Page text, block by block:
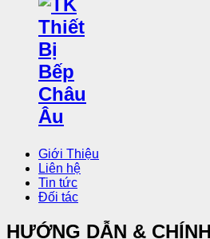
Giới Thiệu
Liên hệ
Tin tức
Đối tác
HƯỚNG DẪN &